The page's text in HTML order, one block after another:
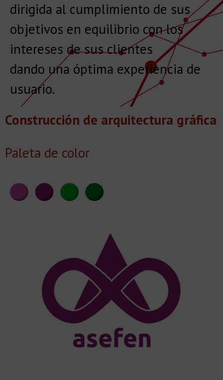
dirigida al cumplimiento de sus
objetivos en equilibrio con los
intereses de sus clientes
dando una óptima experiencia de
usuario.
Construcción de arquitectura gráfica
Paleta de color